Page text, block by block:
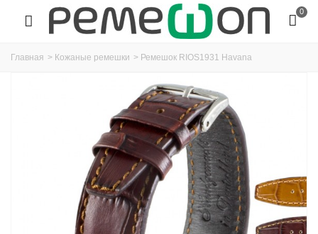
0
Главная > Кожаные ремешки > Ремешок RIOS1931 Havana